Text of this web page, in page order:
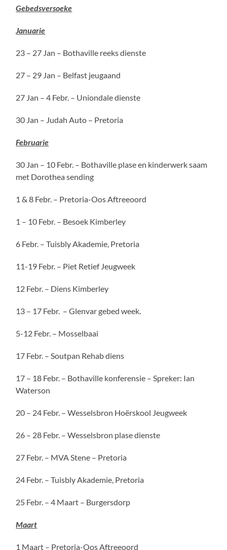
Gebedsversoeke
Januarie
23 – 27 Jan – Bothaville reeks dienste
27 – 29 Jan – Belfast jeugaand
27 Jan – 4 Febr. – Uniondale dienste
30 Jan – Judah Auto – Pretoria
Februarie
30 Jan – 10 Febr. – Bothaville plase en kinderwerk saam
met Dorothea sending
1 & 8 Febr. – Pretoria-Oos Aftreeoord
1 – 10 Febr. – Besoek Kimberley
6 Febr. – Tuisbly Akademie, Pretoria
11-19 Febr. – Piet Retief Jeugweek
12 Febr. – Diens Kimberley
13 – 17 Febr. – Glenvar gebed week.
5-12 Febr. – Mosselbaai
17 Febr. – Soutpan Rehab diens
17 – 18 Febr. – Bothaville konferensie – Spreker: Ian
Waterson
20 – 24 Febr. – Wesselsbron Hoërskool Jeugweek
26 – 28 Febr. – Wesselsbron plase dienste
27 Febr. – MVA Stene – Pretoria
24 Febr. – Tuisbly Akademie, Pretoria
25 Febr. – 4 Maart – Burgersdorp
Maart
1 Maart – Pretoria-Oos Aftreeoord